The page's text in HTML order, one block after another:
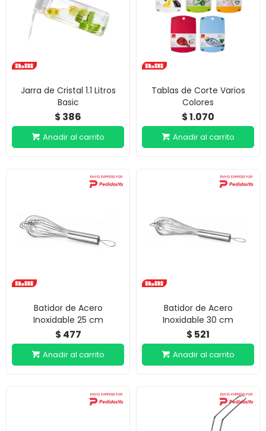
Jarra de Cristal 1.1 Litros
Basic
$ 386
Tablas de Corte Varios
Colores
$1.070
Batidor de Acero
Inoxidable 25 cm
$ 477
Batidor de Acero
Inoxidable 30 cm
$ 521